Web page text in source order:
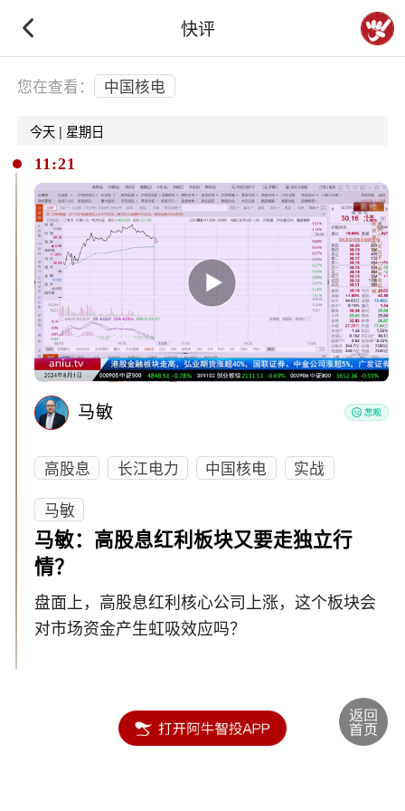
快评
下拉刷新
您在查看： 中国核电
今天 | 星期日
11:21
马敏
高股息 长江电力 中国核电
实战
马敏
马敏：高股息红利板块又要走独立行
情？
盘面上，高股息红利核心公司上涨，这个板块会
对市场资金产生虹吸效应吗？